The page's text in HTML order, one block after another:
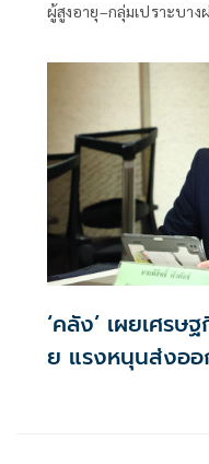
ผู้สูงอายุ–กลุ่มเปราะบาง
‘คลัง’ เผยเศร
ย แรงหนุนส่งออ